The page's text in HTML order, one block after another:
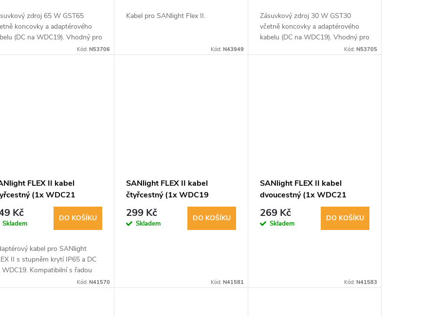
zdroj 65 W GST65
koncovky a adaptérového
(DC na WDC19). Vhodný pro
svítidlo SANlight FLEX II 25W,
Kód:N53706
Kabel pro SANlight Flex II.
Kód: N43949
Zásuvkový zdroj 30 W GST30
včetně koncovky a adaptérového
kabelu (DC na WDC19). Vhodný pro
1x svítidlo SANlight FLEX II 25W,
Kód: N53705
FLEX II kabel
(1x WDC21
4x WDC19 samice)
Kč
Skladem
DO KOŠÍKU
kabel pro SANlight
II s stupněm krytí IP65 a DC
WDC19. Kompatibilní s řadou
Kód:N41570
SANlight FLEX II kabel
čtyřcestný (1x WDC19
samec/4x WDC19 samice)
299 Kč
Skladem
DO KOŠÍKU
Kód: N41581
SANlight FLEX II kabel
dvoucestný (1x WDC21
samec/2x WDC19 samice)
269 Kč
Skladem
DO KOŠÍKU
Kód: N41583